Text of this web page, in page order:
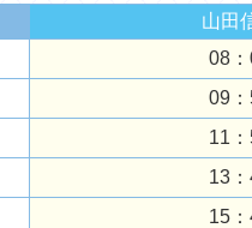
山田
08
09
11
13
15